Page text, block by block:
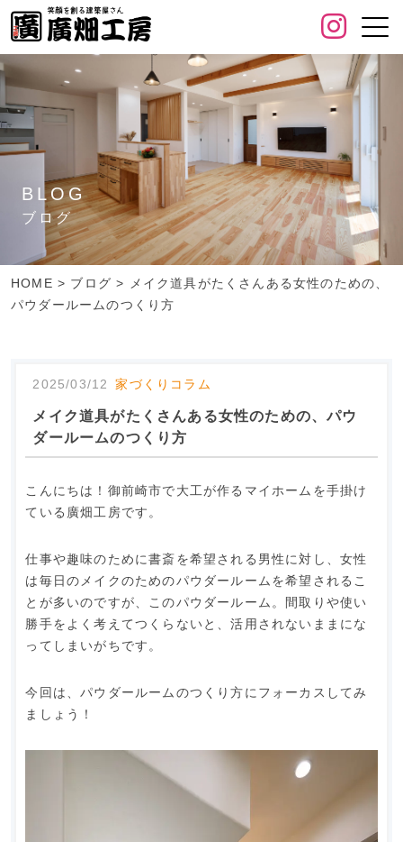
BLOG
ブログ
HOME > ブログ >
メイク道具がたくさんある女性のための、
パウダールームのつくり方
メイク道具がたくさんある女性のための、パウ
ダールームのつくり方
2025/03/12 家づくりコラム
こんにちは！御前崎市で大工が作るマイホームを手掛け
ている廣畑工房です。
仕事や趣味のために書斎を希望される男性に対し、女性
は毎日のメイクのためのパウダールームを希望されるこ
とが多いのですが、このパウダールーム。間取りや使い
勝手をよく考えてつくらないと、活用されないままにな
ってしまいがちです。
今回は、パウダールームのつくり方にフォーカスしてみ
ましょう！